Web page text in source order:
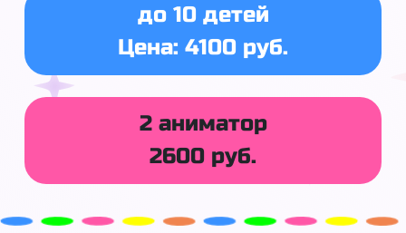
до 10 детей
Цена: 4100 руб.
2 аниматор
2600 руб.